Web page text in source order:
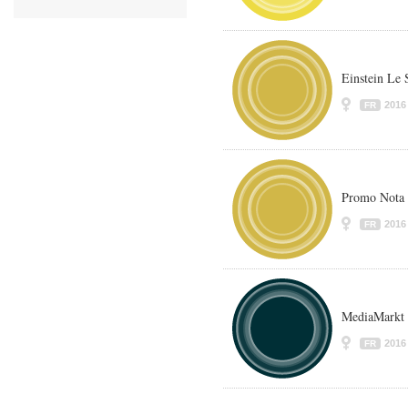
Einstein Le
FR 2016
Promo
FR 2016
FR 2016